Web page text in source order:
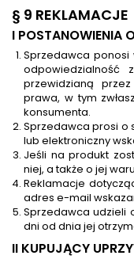
§ 9 REKLAMACJE
I POSTANOWIENIA
Sprzedawca
odpowiedzialność
przewidzianą
prawa, w tym
konsumenta.
Sprzedawca prosi o
lub elektroniczny
Jeśli na produkt
niej, a także o jej
Reklamacje
adres e-mail
Sprzedawca udzieli
dni od dnia jej
II KUPUJĄCY